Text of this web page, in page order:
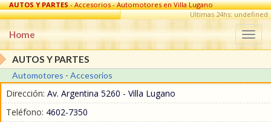
AUTOS Y PARTES- Accesorios - Automotores en Villa Lugano
Ultimas 24hs: undefined
Home
AUTOS Y PARTES
Automotores - Accesorios
Dirección: Av. Argentina 5260 - Villa Lugano
Teléfono: 4602-7350